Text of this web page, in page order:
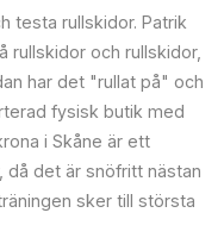
testa rullskidor. Patrik
rullskidor och rullskidor,
har det "rullat på" och
fysisk butik med
i Skåne är ett
det är snöfritt nästan
sker till största